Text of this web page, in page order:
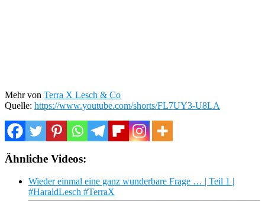
Mehr von Terra X Lesch & Co
Quelle: https://www.youtube.com/shorts/FL7UY3-U8LA
Ähnliche Videos:
Wieder einmal eine ganz wunderbare Frage … | Teil 1 |
#HaraldLesch #TerraX